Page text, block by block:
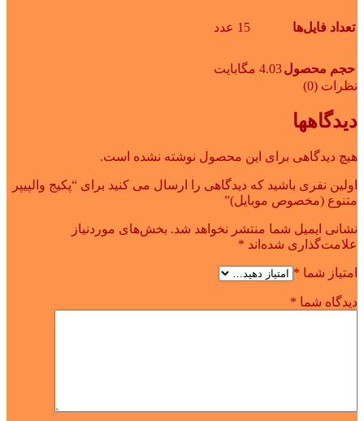
تعداد فایل‌ها 15 عدد
حجم محصول4.03 مگابایت
نظرات (0)
دیدگاهها
هیچ دیدگاهی برای این محصول نوشته نشده است.
اولین نفری باشید که دیدگاهی را ارسال می کنید برای “پکیج والپیپر
متنوع (مخصوص موبایل)”
نشانی ایمیل شما منتشر نخواهد شد. بخش‌های موردنیاز
علامت‌گذاری شده‌اند *
امتیاز شما *
دیدگاه شما *